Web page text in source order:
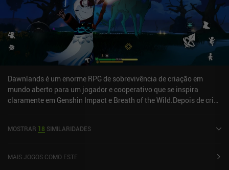
Dawnlands é um enorme RPG de sobrevivência de criação em
mundo aberto para um jogador e cooperativo que se inspira
claramente em Genshin Impact e Breath of the Wild.Depois de criar
livremente para explorar, lutar contra monstros, concluir missões,
fortes.Nosso objetivo geral é limpar o mundo de uma estranha
MOSTRAR 18 SIMILARIDADES
MAIS JOGOS COMO ESTE